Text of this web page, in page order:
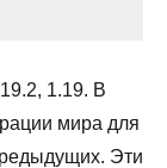
1.19. В
мира для
Эти